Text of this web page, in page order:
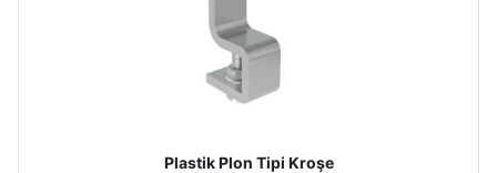
Plastik Plon Tipi Kroşe